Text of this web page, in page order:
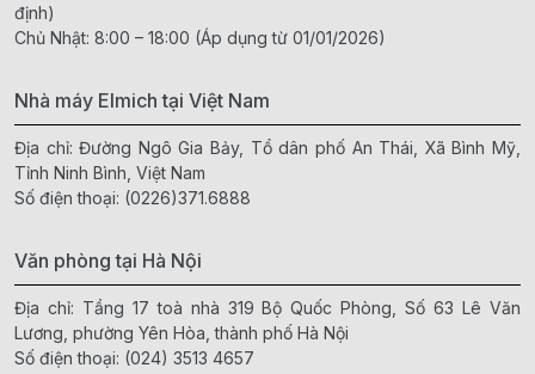
định)
Chủ Nhật: 8:00 – 18:00 (Áp dụng từ 01/01/2026)
Nhà máy Elmich tại Việt Nam
Địa chỉ: Đường Ngô Gia Bảy, Tổ dân phố An Thái, Xã Bình Mỹ,
Tỉnh Ninh Bình, Việt Nam
Số điện thoại: (0226)371.6888
Văn phòng tại Hà Nội
Địa chỉ: Tầng 17 toà nhà 319 Bộ Quốc Phòng, Số 63 Lê Văn
Lương, phường Yên Hòa, thành phố Hà Nội
Số điện thoại: (024) 3513 4657